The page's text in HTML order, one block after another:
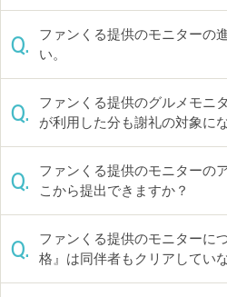
Q.
ファンくる提供のモニターの
い。
Q.
ファンくる提供のグルメモニ
が利用した分も謝礼の対象に
Q.
ファンくる提供のモニターの
こから提出できますか？
Q.
ファンくる提供のモニターに
格』は同伴者もクリアしてい